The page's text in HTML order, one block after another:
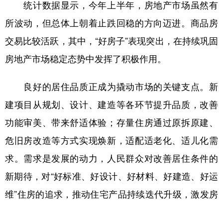
食品 人居 信息化 数字经济
学术中国 乡村振兴 银龄 溯源中国
城市 旅游 能源
彩票 娱乐 时尚 悦读
公益 一带一路 亚太网 上市公司
文化产业
地方频道
北京 天津 河北 山西
统计数据显示，今年上半年，房地产市场虽然有
所波动，但总体上朝着止跌回稳的方向迈进。商品房
交易比较活跃，其中，“好房子”表现突出，在持续巩固
房地产市场稳定态势中发挥了积极作用。
良好的居住品质正成为撬动市场的关键支点。新
建项目从规划、设计、建造等各环节提升品质，改善
功能审美、带来舒适体验；存量住房通过原拆原建、
危旧房改造等方式实现焕新，适配适老化、适儿化需
求。需求是发展的动力，人民群众对改善居住条件的
新期待，对“好标准、好设计、好材料、好建造、好运
维”住房的追求，推动住宅产品持续迭代升级，激发房